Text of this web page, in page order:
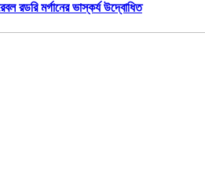
রডরি মর্গানের ভাস্কর্য উদ্বোধিত